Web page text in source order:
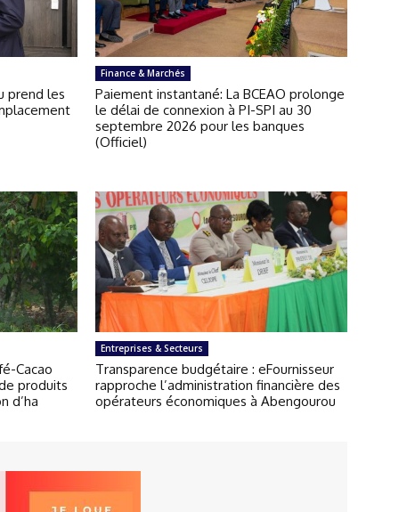
prend les
Finance & Marchés
Paiement instantané: La BCEAO prolonge
le délai de connexion à PI-SPI au 30
septembre 2026 pour les banques
(Officiel)
Cacao
produits
d’ha
Entreprises & Secteurs
Transparence budgétaire : eFournisseur
rapproche l’administration financière des
opérateurs économiques à Abengourou